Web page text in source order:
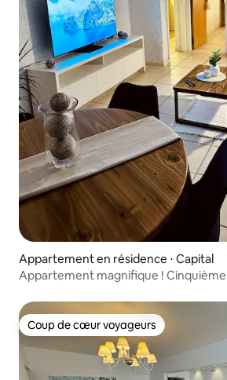
Appartement en résidence ⋅ Capital
Appartement magnifique !
Coup de cœur voyageurs
Coup de cœur voyageurs